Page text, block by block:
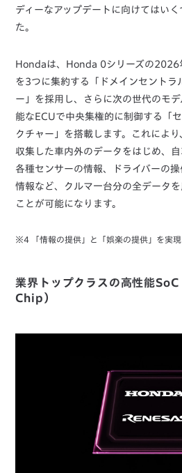
ディーなアップデートに向けてはい
た。
Hondaは、Honda 0シリーズの2026
を3つに集約する「ドメインセントラ
ー」を採用し、さらに次の世代のモ
能なECUで中央集権的に制御する「
クチャー」を搭載します。これによ
収集した車内外のデータをはじめ、
各種センサーの情報、ドライバーの
情報など、クルマ一台分の全データ
ことが可能になります。
※4 「情報の提供」と「娯楽の提供」を実現
業界トップクラスの高性能
Chip）